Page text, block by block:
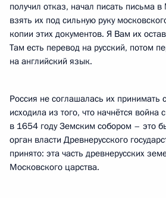
получил отказ, начал писать письма
взять их под сильную руку
копии этих документов. Я Вам их
Там есть перевод на русский, потом
на английский язык.
Россия не соглашалась их принимать
исходила из того, что начнётся
в 1654 году Земским собором – это
орган власти Древнерусского
принято: эта часть древнерусских
Московского царства.